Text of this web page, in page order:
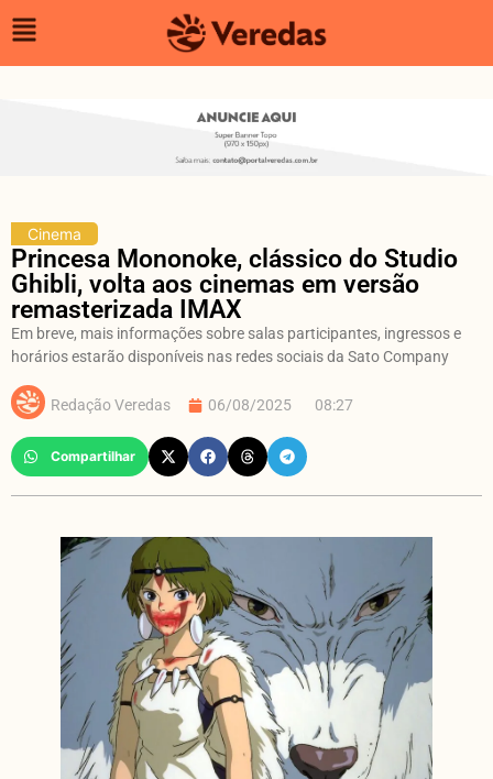
Cinema
Princesa Mononoke, clássico do Studio
Ghibli, volta aos cinemas em versão
remasterizada IMAX
Em breve, mais informações sobre salas participantes, ingressos e
horários estarão disponíveis nas redes sociais da Sato Company
Redação Veredas 06/08/2025 08:27
Compartilhar